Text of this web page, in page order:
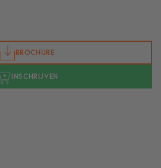
BROCHURE
INSCHRIJVEN